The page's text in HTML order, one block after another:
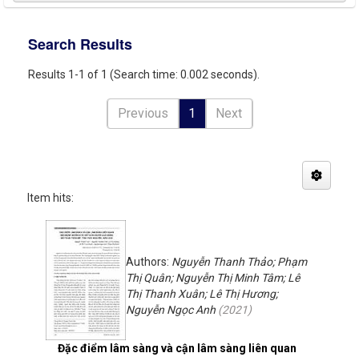
Search Results
Results 1-1 of 1 (Search time: 0.002 seconds).
Previous 1 Next
Item hits:
Đặc điểm lâm sàng và cận lâm sàng liên quan
Authors: Nguyễn Thanh Thảo; Phạm
Thị Quân; Nguyễn Thị Minh Tâm; Lê
Thị Thanh Xuân; Lê Thị Hương;
Nguyễn Ngọc Anh (2021)